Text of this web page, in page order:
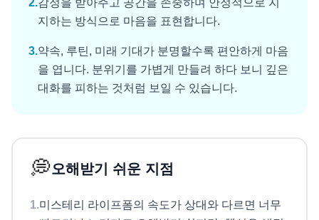
2.감정을 받아주고 공간을 존중하며 안정적으로 지
지하는 방식으로 마음을 표현합니다.
3.약속, 루틴, 미래 기대가 분명할수록 편안하게 마음
을 엽니다. 분위기를 가볍게 만들려 하다 보니 깊은
대화를 피하는 것처럼 보일 수 있습니다.
💭오해받기 쉬운 지점
1.미스테리 라이프폼의 속도가 상대와 다르면 너무